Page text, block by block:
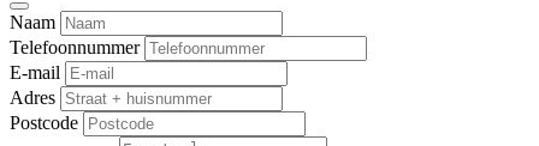
Naam
Telefoonnummer
E-mail
Adres
Postcode